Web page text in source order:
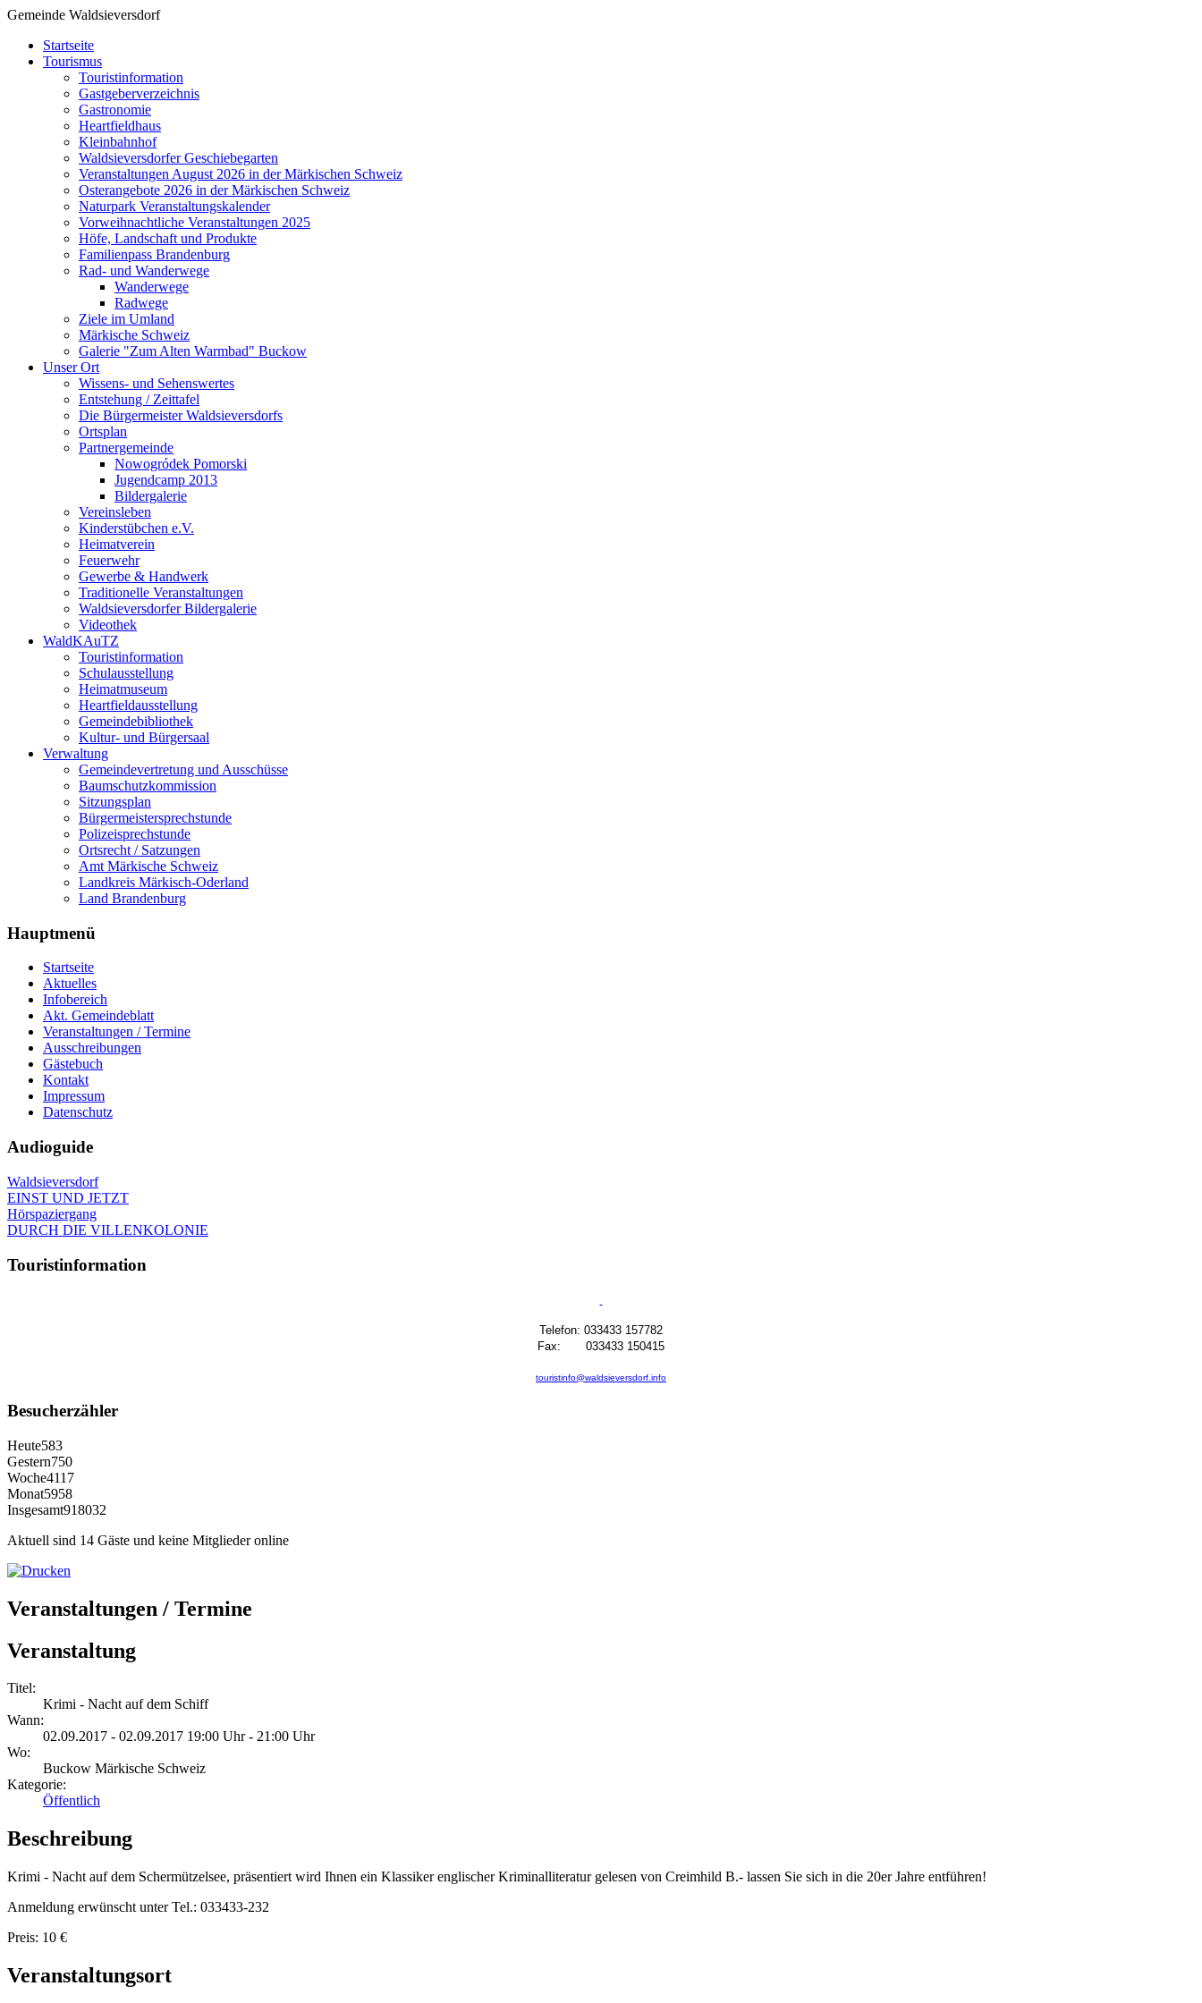
Gemeinde Waldsieversdorf
Startseite
Tourismus
Touristinformation
Gastgeberverzeichnis
Gastronomie
Heartfieldhaus
Kleinbahnhof
Waldsieversdorfer Geschiebegarten
Veranstaltungen August 2026 in der Märkischen Schweiz
Osterangebote 2026 in der Märkischen Schweiz
Naturpark Veranstaltungskalender
Vorweihnachtliche Veranstaltungen 2025
Höfe, Landschaft und Produkte
Familienpass Brandenburg
Rad- und Wanderwege
Wanderwege
Radwege
Ziele im Umland
Märkische Schweiz
Galerie "Zum Alten Warmbad" Buckow
Unser Ort
Wissens- und Sehenswertes
Entstehung / Zeittafel
Die Bürgermeister Waldsieversdorfs
Ortsplan
Partnergemeinde
Nowogródek Pomorski
Jugendcamp 2013
Bildergalerie
Vereinsleben
Kinderstübchen e.V.
Heimatverein
Feuerwehr
Gewerbe & Handwerk
Traditionelle Veranstaltungen
Waldsieversdorfer Bildergalerie
Videothek
WaldKAuTZ
Touristinformation
Schulausstellung
Heimatmuseum
Heartfieldausstellung
Gemeindebibliothek
Kultur- und Bürgersaal
Verwaltung
Gemeindevertretung und Ausschüsse
Baumschutzkommission
Sitzungsplan
Bürgermeistersprechstunde
Polizeisprechstunde
Ortsrecht / Satzungen
Amt Märkische Schweiz
Landkreis Märkisch-Oderland
Land Brandenburg
Hauptmenü
Startseite
Aktuelles
Infobereich
Akt. Gemeindeblatt
Veranstaltungen / Termine
Ausschreibungen
Gästebuch
Kontakt
Impressum
Datenschutz
Audioguide
Waldsieversdorf
EINST UND JETZT
Hörspaziergang
DURCH DIE VILLENKOLONIE
Touristinformation
Telefon: 033433 157782
Fax: 033433 150415
touristinfo@waldsieversdorf.info
Besucherzähler
Heute583
Gestern750
Woche4117
Monat5958
Insgesamt918032
Aktuell sind 14 Gäste und keine Mitglieder online
Veranstaltungen / Termine
Veranstaltung
Titel:
Krimi - Nacht auf dem Schiff
Wann:
02.09.2017 - 02.09.2017 19:00 Uhr - 21:00 Uhr
Wo:
Buckow Märkische Schweiz
Kategorie:
Öffentlich
Beschreibung
Krimi - Nacht auf dem Schermützelsee, präsentiert wird Ihnen ein Klassiker englischer Kriminalliteratur gelesen von Creimhild B.- lassen Sie sich in die 20er Jahre entführen!
Anmeldung erwünscht unter Tel.: 033433-232
Preis: 10 €
Veranstaltungsort